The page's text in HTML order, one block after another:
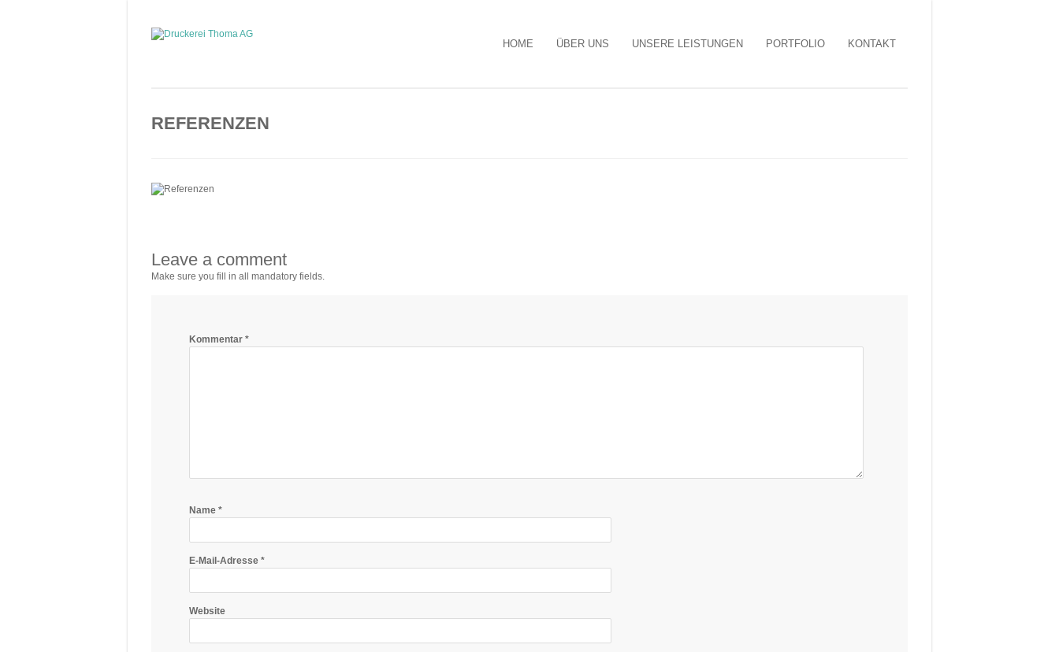
HOME ÜBER UNS UNSERE LEISTUNGEN PORTFOLIO KONTAKT
REFERENZEN
Leave a comment
Make sure you fill in all mandatory fields.
Kommentar *
Name *
E-Mail-Adresse *
Website